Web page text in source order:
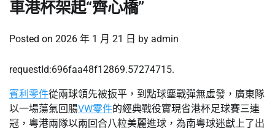
車港杯架起“齊心橋”
Posted on 2026 年 1 月 21 日 by admin
requestId:696faa48f12869.57274715.
賓利零件從兩球領先被扳平，到點球鏖戰彈無虛發，廣東隊
以一場蕩氣回腸VW零件的經典戰役實現省港杯足球賽三連
冠，粵港兩隊以兩回合八粒美麗進球，為南粵球迷獻上了出